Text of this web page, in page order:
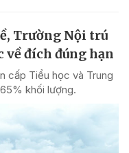
Trường Nội trú
về đích đúng hạn
cấp Tiểu học và Trung
khối lượng.